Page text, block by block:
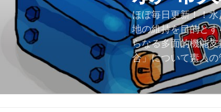
ほぼ毎日更新！！
地の維持を目的と
らなる多面的機能
合」について素人の